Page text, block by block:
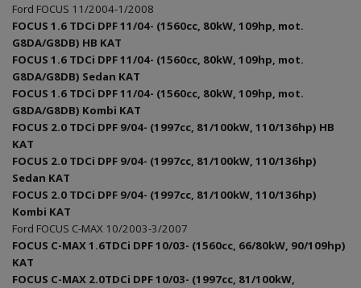
Ford FOCUS 11/2004-1/2008
FOCUS 1.6 TDCi DPF 11/04- (1560cc, 80kW, 109hp, mot.
G8DA/G8DB) HB KAT
FOCUS 1.6 TDCi DPF 11/04- (1560cc, 80kW, 109hp, mot.
G8DA/G8DB) Sedan KAT
FOCUS 1.6 TDCi DPF 11/04- (1560cc, 80kW, 109hp, mot.
G8DA/G8DB) Kombi KAT
FOCUS 2.0 TDCi DPF 9/04- (1997cc, 81/100kW, 110/136hp) HB
KAT
FOCUS 2.0 TDCi DPF 9/04- (1997cc, 81/100kW, 110/136hp)
Sedan KAT
FOCUS 2.0 TDCi DPF 9/04- (1997cc, 81/100kW, 110/136hp)
Kombi KAT
Ford FOCUS C-MAX 10/2003-3/2007
FOCUS C-MAX 1.6TDCi DPF 10/03- (1560cc, 66/80kW, 90/109hp)
KAT
FOCUS C-MAX 2.0TDCi DPF 10/03- (1997cc, 81/100kW,